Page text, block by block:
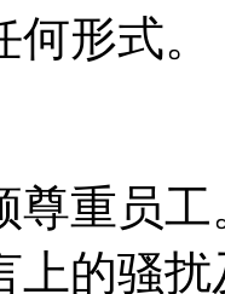
形式。
重员工
上的骚